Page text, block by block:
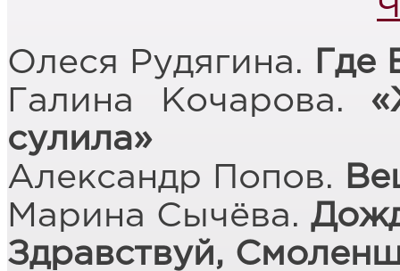
Олеся Рудягина.
Где
Галина Кочарова.
сулила»
Александр Попов.
Марина Сычёва.
Здравствуй,